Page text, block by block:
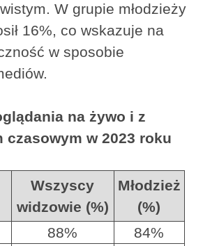
W grupie młodzieży
16%, co wskazuje na
w sposobie
na żywo i z
czasowym w 2023 roku
Wszyscy
widzowie (%)
Młodzież
(%)
88%
84%